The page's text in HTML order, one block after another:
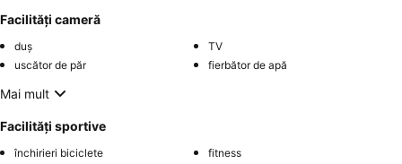
Facilități cameră
duș
TV
uscător de păr
fierbător de apă
Mai mult
Facilități sportive
închirieri biciclete
fitness